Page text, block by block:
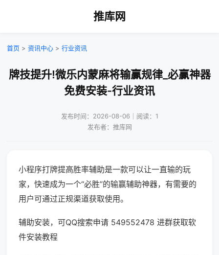
推库网
首页 > 资讯中心 > 行业资讯
牌技提升!微乐内蒙麻将输赢规律_必赢神器
免费安装-行业资讯
发布时间：2026-08-06｜阅读：1
发布者：推库网
小程序打牌提高胜率辅助是一款可以让一直输的玩
家，快速成为一个“必胜”的输赢辅助神器，有需要的
用户可通过正规渠道获取使用。
辅助安装，可QQ搜索申请 549552478 进群获取软
件安装教程